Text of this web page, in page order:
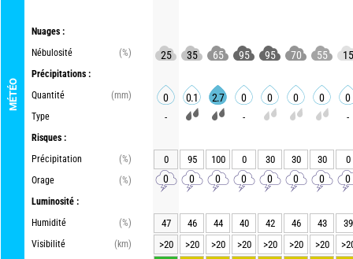
MÉTÉO
Nuages :
Nébulosité
(%)
Précipitations :
Quantité
(mm)
Type
Risques :
Précipitation
(%)
Orage
(%)
Luminosité :
Humidité
(%)
Visibilité
(km)
25 35 65 95 95 70 55 15
0 0.1 2.7 0 0 0 0 0
- - -
0 95 100 0 30 30 30 0
0 0 0 0 0 0 0 0
47 46 44 40 42 46 43
39
>20
>20 >20 >20 >20 >20 >20